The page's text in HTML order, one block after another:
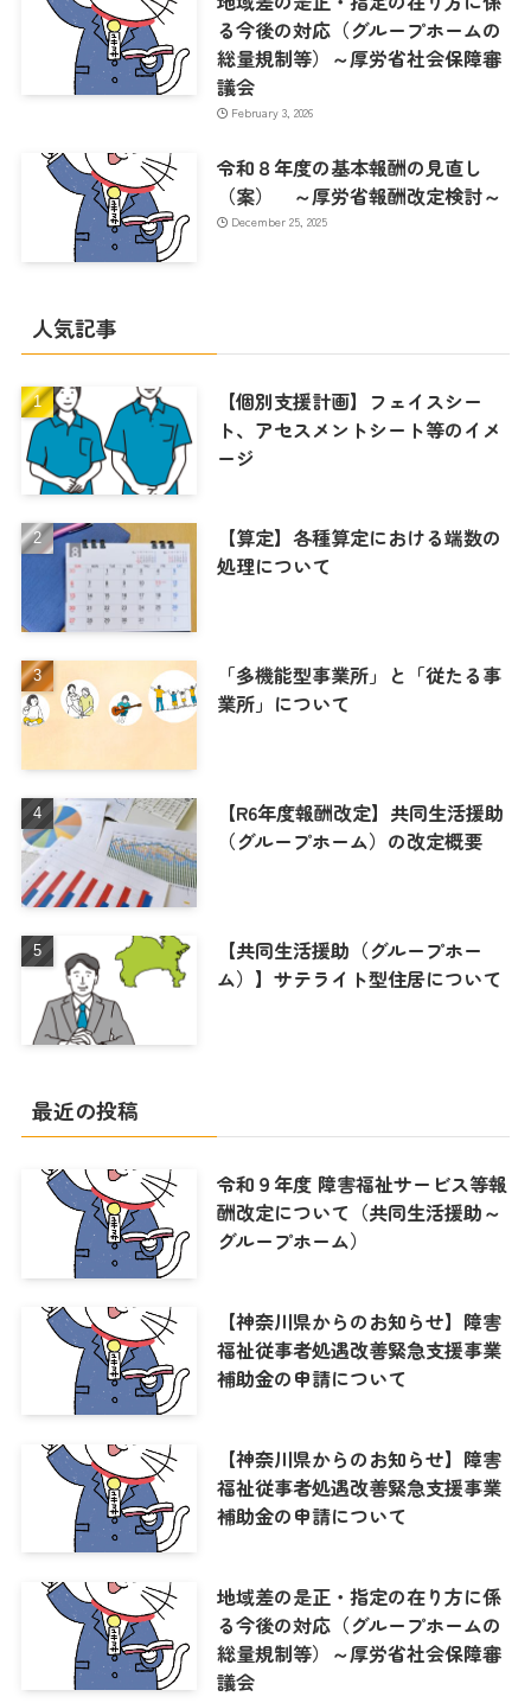
る今後の対応（グループホームの
総量規制等）～厚労省社会保障審
議会
February 3, 2026
令和８年度の基本報酬の見直し
（案） ～厚労省報酬改定検討～
December 25, 2025
人気記事
【個別支援計画】フェイスシー
ト、アセスメントシート等のイメ
ージ
【算定】各種算定における端数の
処理について
「多機能型事業所」と「従たる事
業所」について
【R6年度報酬改定】共同生活援助
（グループホーム）の改定概要
【共同生活援助（グループホー
ム）】サテライト型住居について
最近の投稿
令和９年度 障害福祉サービス等報
酬改定について（共同生活援助～
グループホーム）
【神奈川県からのお知らせ】障害
福祉従事者処遇改善緊急支援事業
補助金の申請について
【神奈川県からのお知らせ】障害
福祉従事者処遇改善緊急支援事業
補助金の申請について
地域差の是正・指定の在り方に係
る今後の対応（グループホームの
総量規制等）～厚労省社会保障審
議会